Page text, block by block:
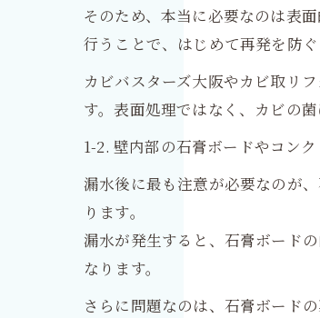
そのため、本当に必要なのは表
行うことで、はじめて再発を防ぐ
カビバスターズ大阪やカビ取リ
す。表面処理ではなく、カビの
1-2. 壁内部の石膏ボードやコン
漏水後に最も注意が必要なのが
ります。
漏水が発生すると、石膏ボード
なります。
さらに問題なのは、石膏ボード